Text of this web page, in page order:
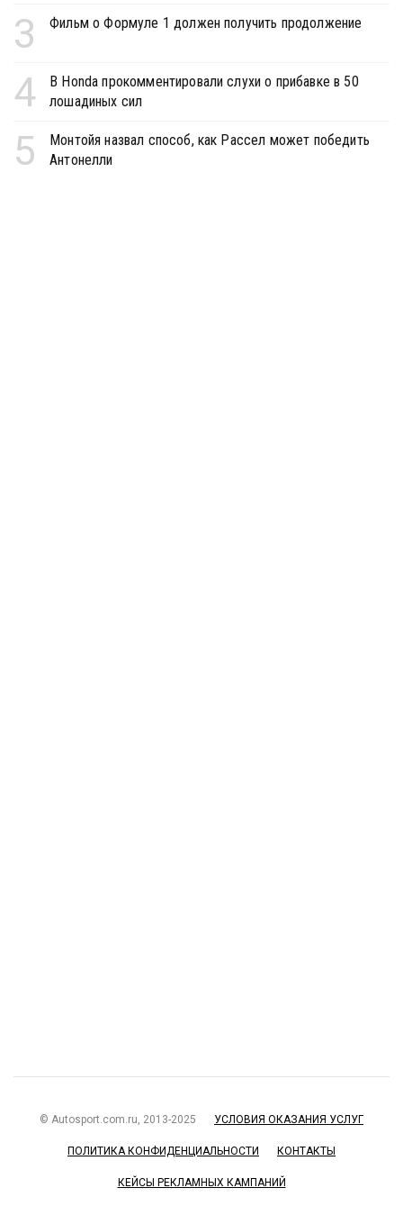
3 Фильм о Формуле 1 должен получить продолжение
4
В Honda прокомментировали слухи о прибавке в 50
лошадиных сил
5
Монтойя назвал способ, как Рассел может победить
Антонелли
© Autosport.com.ru, 2013-2025 УСЛОВИЯ ОКАЗАНИЯ УСЛУГ
ПОЛИТИКА КОНФИДЕНЦИАЛЬНОСТИ КОНТАКТЫ
КЕЙСЫ РЕКЛАМНЫХ КАМПАНИЙ